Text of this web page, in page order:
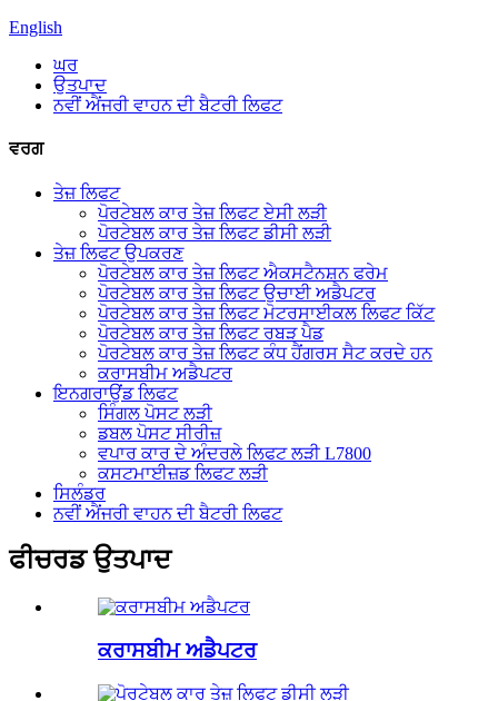
English
ਘਰ
ਉਤਪਾਦ
ਨਵੀਂ ਐਂਜਰੀ ਵਾਹਨ ਦੀ ਬੈਟਰੀ ਲਿਫਟ
ਵਰਗ
ਤੇਜ਼ ਲਿਫਟ
ਪੋਰਟੇਬਲ ਕਾਰ ਤੇਜ਼ ਲਿਫਟ ਏਸੀ ਲੜੀ
ਪੋਰਟੇਬਲ ਕਾਰ ਤੇਜ਼ ਲਿਫਟ ਡੀਸੀ ਲੜੀ
ਤੇਜ਼ ਲਿਫਟ ਉਪਕਰਣ
ਪੋਰਟੇਬਲ ਕਾਰ ਤੇਜ਼ ਲਿਫਟ ਐਕਸਟੈਨਸ਼ਨ ਫਰੇਮ
ਪੋਰਟੇਬਲ ਕਾਰ ਤੇਜ਼ ਲਿਫਟ ਉਚਾਈ ਅਡੈਪਟਰ
ਪੋਰਟੇਬਲ ਕਾਰ ਤੇਜ਼ ਲਿਫਟ ਮੋਟਰਸਾਈਕਲ ਲਿਫਟ ਕਿੱਟ
ਪੋਰਟੇਬਲ ਕਾਰ ਤੇਜ਼ ਲਿਫਟ ਰਬੜ ਪੈਡ
ਪੋਰਟੇਬਲ ਕਾਰ ਤੇਜ਼ ਲਿਫਟ ਕੰਧ ਹੈਂਗਰਸ ਸੈਟ ਕਰਦੇ ਹਨ
ਕਰਾਸਬੀਮ ਅਡੈਪਟਰ
ਇਨਗਰਾਉਂਡ ਲਿਫਟ
ਸਿੰਗਲ ਪੋਸਟ ਲੜੀ
ਡਬਲ ਪੋਸਟ ਸੀਰੀਜ਼
ਵਪਾਰ ਕਾਰ ਦੇ ਅੰਦਰਲੇ ਲਿਫਟ ਲੜੀ L7800
ਕਸਟਮਾਈਜ਼ਡ ਲਿਫਟ ਲੜੀ
ਸਿਲੰਡਰ
ਨਵੀਂ ਐਂਜਰੀ ਵਾਹਨ ਦੀ ਬੈਟਰੀ ਲਿਫਟ
ਫੀਚਰਡ ਉਤਪਾਦ
ਕਰਾਸਬੀਮ ਅਡੈਪਟਰ